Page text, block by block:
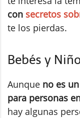
con secretos
te los pierdas.
Bebés y
Aunque no es
para personas
hay algunas